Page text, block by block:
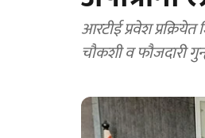
आरटीई प्रवेश
चौकशी व फौजदारी